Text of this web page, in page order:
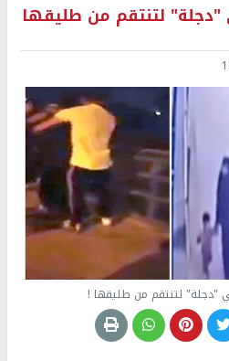
لتنتقم من طليقها
"دجلة" لتنتقم من طليقها !